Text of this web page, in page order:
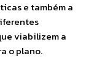
e também a
viabilizem a
o plano.